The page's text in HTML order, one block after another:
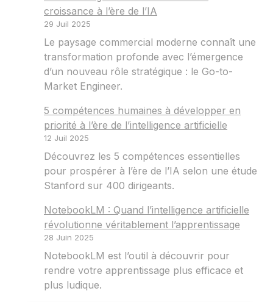
croissance à l’ère de l’IA
29 Juil 2025
Le paysage commercial moderne connaît une
transformation profonde avec l’émergence
d’un nouveau rôle stratégique : le Go-to-
Market Engineer.
5 compétences humaines à développer en
priorité à l’ère de l’intelligence artificielle
12 Juil 2025
Découvrez les 5 compétences essentielles
pour prospérer à l’ère de l’IA selon une étude
Stanford sur 400 dirigeants.
NotebookLM : Quand l’intelligence artificielle
révolutionne véritablement l’apprentissage
28 Juin 2025
NotebookLM est l’outil à découvrir pour
rendre votre apprentissage plus efficace et
plus ludique.